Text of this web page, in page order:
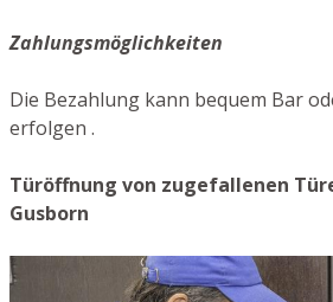
Zahlungsmöglichkeiten
Die Bezahlung kann bequem Bar
erfolgen .
Türöffnung von zugefallenen
Gusborn